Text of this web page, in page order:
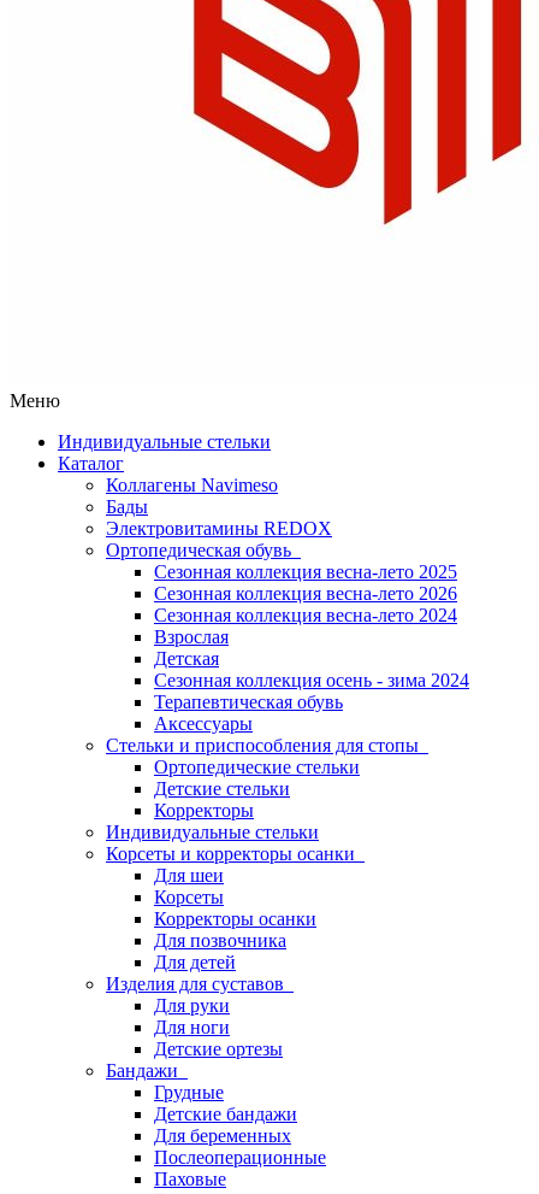
Меню
Индивидуальные стельки
Каталог
Коллагены Navimeso
Бады
Электровитамины REDOX
Ортопедическая обувь
Сезонная коллекция весна-лето 2025
Сезонная коллекция весна-лето 2026
Сезонная коллекция весна-лето 2024
Взрослая
Детская
Сезонная коллекция осень - зима 2024
Терапевтическая обувь
Аксессуары
Стельки и приспособления для стопы
Ортопедические стельки
Детские стельки
Корректоры
Индивидуальные стельки
Корсеты и корректоры осанки
Для шеи
Корсеты
Корректоры осанки
Для позвочника
Для детей
Изделия для суставов
Для руки
Для ноги
Детские ортезы
Бандажи
Грудные
Детские бандажи
Для беременных
Послеоперационные
Паховые